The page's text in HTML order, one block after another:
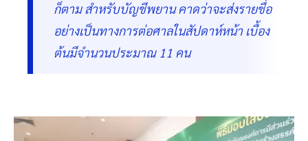
ก็ตาม สำหรับบัญชีพยาน คาดว่าจะส่งรายชื่อ
อย่างเป็นทางการต่อศาลในสัปดาห์หน้า เบื้อง
ต้นมีจำนวนประมาณ 11 คน